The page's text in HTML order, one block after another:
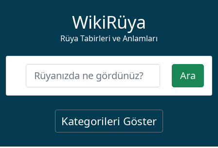
WikiRüya
Rüya Tabirleri ve Anlamları
Ara
Kategorileri Göster